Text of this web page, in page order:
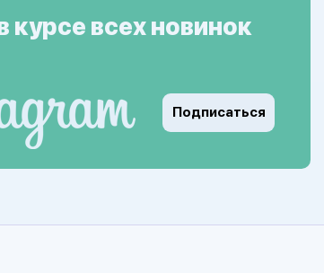
курсе всех новинок
Подписаться